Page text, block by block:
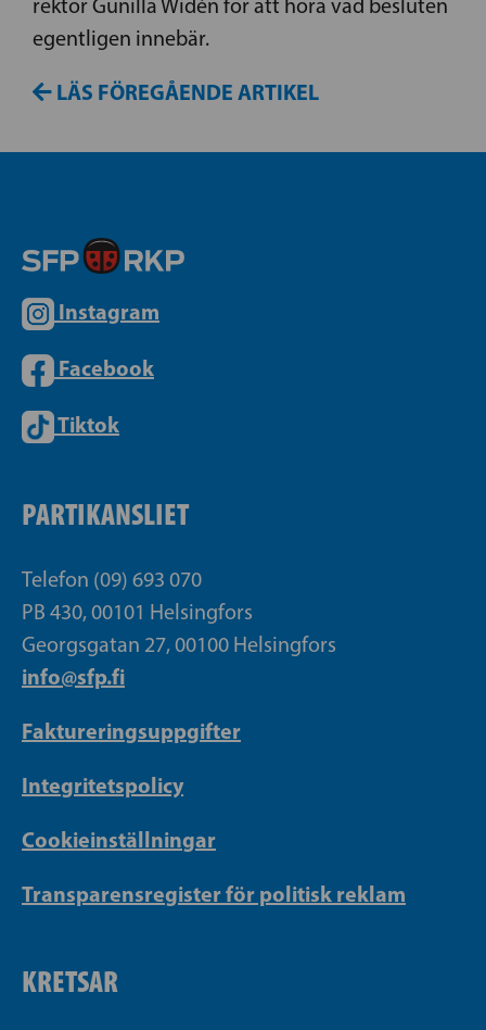
rektor Gunilla Widén för att höra vad besluten
egentligen innebär.
LÄS FÖREGÅENDE ARTIKEL
Instagram
Facebook
Tiktok
PARTIKANSLIET
Telefon (09) 693 070
PB 430, 00101 Helsingfors
Georgsgatan 27, 00100 Helsingfors
info@sfp.fi
Faktureringsuppgifter
Integritetspolicy
Cookieinställningar
Transparensregister för politisk reklam
KRETSAR